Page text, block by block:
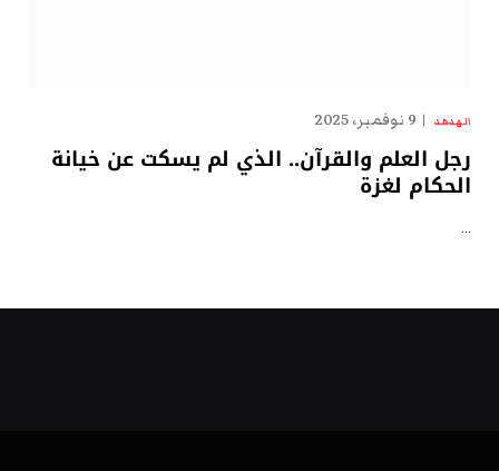
الهدهد 9 نوفمبر، 2025
رجل العلم والقرآن.. الذي لم يسكت عن خيانة
الحكام لغزة
…